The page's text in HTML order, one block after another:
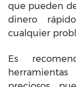
que pueden
dinero
cualquier
Es